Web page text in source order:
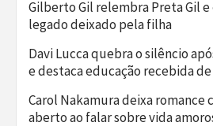
Gilberto Gil relembra Preta Gil
legado deixado pela filha
Davi Lucca quebra o silêncio
e destaca educação recebida de
Carol Nakamura deixa romance
aberto ao falar sobre vida